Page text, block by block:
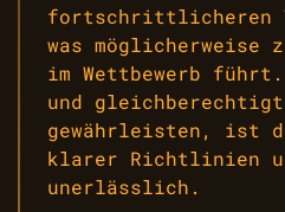
fortschrittlicheren
was möglicherweise
im Wettbewerb
und
gewährleisten, ist
klarer Richtlinien
unerlässlich.